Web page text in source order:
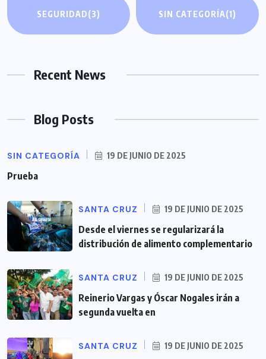
SEGURIDAD(3) SIN CATEGORÍA(1)
Recent News
Blog Posts
SIN CATEGORÍA 19 DE JUNIO DE 2025
Prueba
SANTA CRUZ 19 DE JUNIO DE 2025
Desde el viernes se regularizará la
distribución de alimento complementario
SANTA CRUZ 19 DE JUNIO DE 2025
Reinerio Vargas y Óscar Nogales irán a
segunda vuelta en
SANTA CRUZ 19 DE JUNIO DE 2025